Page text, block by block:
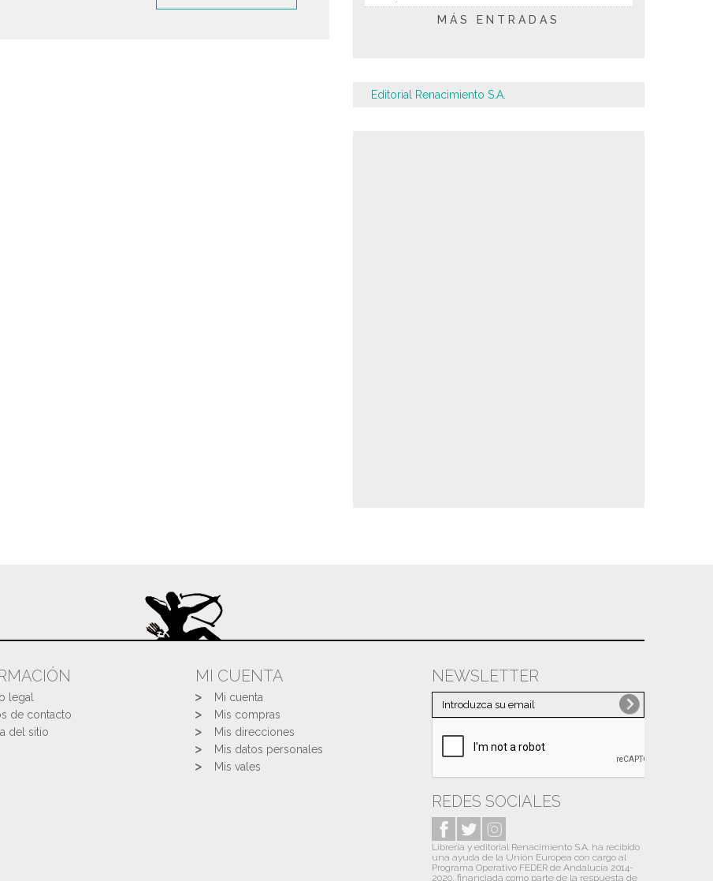
MÁS ENTRADAS
Editorial Renacimiento S.A.
legal
de contacto
del sitio
MI CUENTA
Mi cuenta
Mis compras
Mis direcciones
Mis datos personales
Mis vales
NEWSLETTER
REDES SOCIALES
Librería y editorial Renacimiento S.A. ha recibido
una ayuda de la Unión Europea con cargo al
Programa Operativo FEDER de Andalucía 2014-
2020, financiada como parte de la respuesta de